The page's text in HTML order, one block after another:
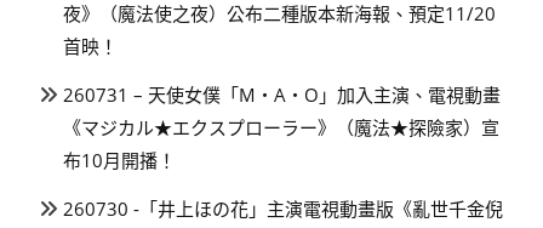
夜》（魔法使之夜）公布二種版本新海報、預定11/20
首映！
260731 – 天使女僕「M・A・O」加入主演、電視動畫
《マジカル★エクスプローラー》（魔法★探險家）宣
布10月開播！
260730 -「井上ほの花」主演電視動畫版《亂世千金倪